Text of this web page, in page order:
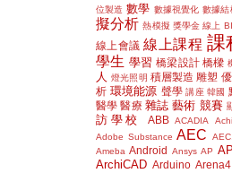
位製造 數學 數據視覺化 數據結
擬分析 熱模擬 獎學金 線上
線上會議 線上課程 課
學生 學習 橋梁設計 橋樑
人
燈光照明 積層製造 雕塑
析 環境能源 聲學 講座 韓國
醫學 醫療 雜誌 藝術 競賽
訪學校
ABB ACADIA
Adobe Substance AEC
Ameba Android Ansys AP
ArchiCAD Arduino